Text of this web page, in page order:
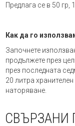
Предлага се в 50 гр,
Как да го
Започнете
продължете през
през последната
20 литра
наторяване.
СВЪРЗАНИ